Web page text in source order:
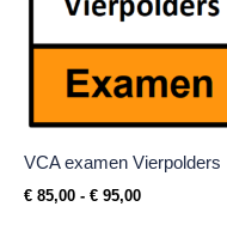
VCA examen Vierpolders
€ 85,00 - € 95,00